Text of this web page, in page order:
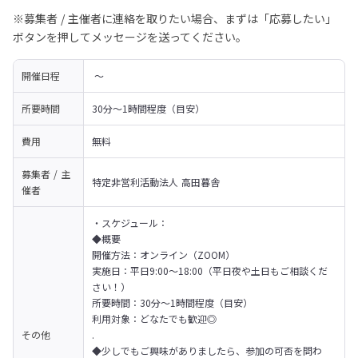
※募集者 / 主催者に連絡を取りたい場合、まずは「応募したい」
ボタンを押してメッセージを送ってください。
開催日程 〜
所要時間 30分～1時間程度（目安）
費用 無料
募集者 / 主
催者
特定非営利活動法人 高田暮舎
その他
・スケジュール：
◆概要
開催方法：オンライン（ZOOM）
実施日：平日9:00～18:00（平日夜や土日もご相談くだ
さい！）
所要時間：30分～1時間程度（目安）
利用対象：どなたでも歓迎◎
.
◆少しでもご興味がありましたら、参加の可否を問わ